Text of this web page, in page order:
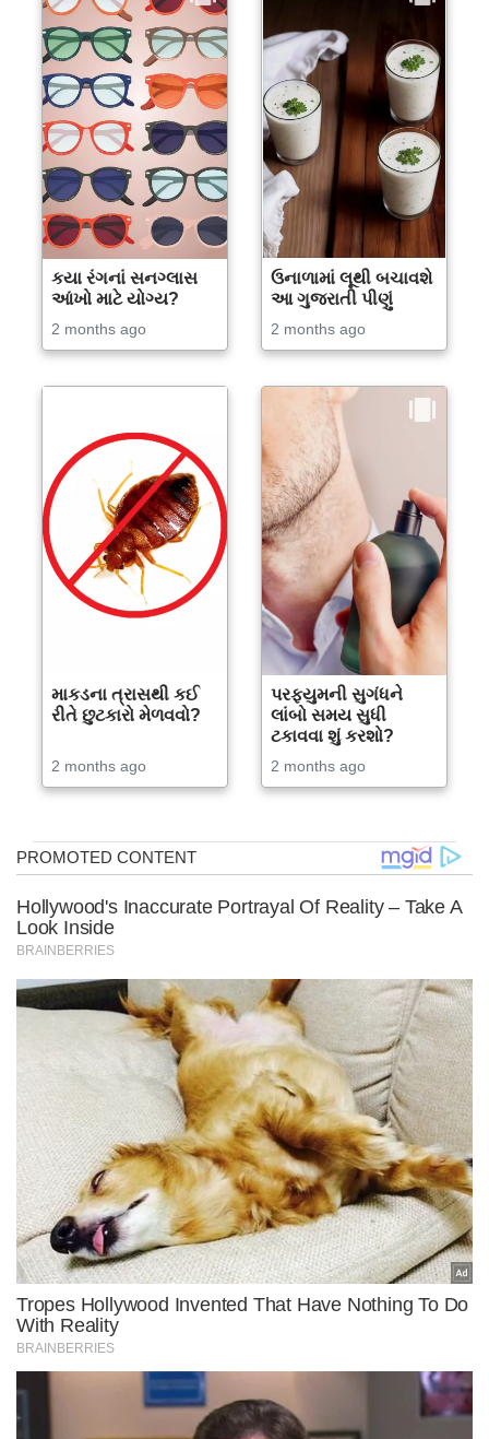
કયા રંગનાં સનગ્લાસ
આંખો માટે યોગ્ય?
2 months ago
ઉનાળામાં લૂથી બચાવશે
આ ગુજરાતી પીણું
2 months ago
માકડના ત્રાસથી કઈ
રીતે છુટકારો મેળવવો?
2 months ago
પરફ્યુમની સુગંધને
લાંબો સમય સુધી
ટકાવવા શું કરશો?
2 months ago